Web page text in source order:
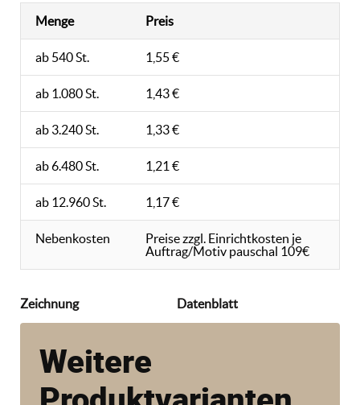
Menge Preis
ab 540 St. 1,55 €
ab 1.080 St. 1,43 €
ab 3.240 St. 1,33 €
ab 6.480 St. 1,21 €
ab 12.960 St. 1,17 €
Nebenkosten
Preise zzgl. Einrichtkosten je
Auftrag/Motiv pauschal 109€
Zeichnung Datenblatt
Weitere